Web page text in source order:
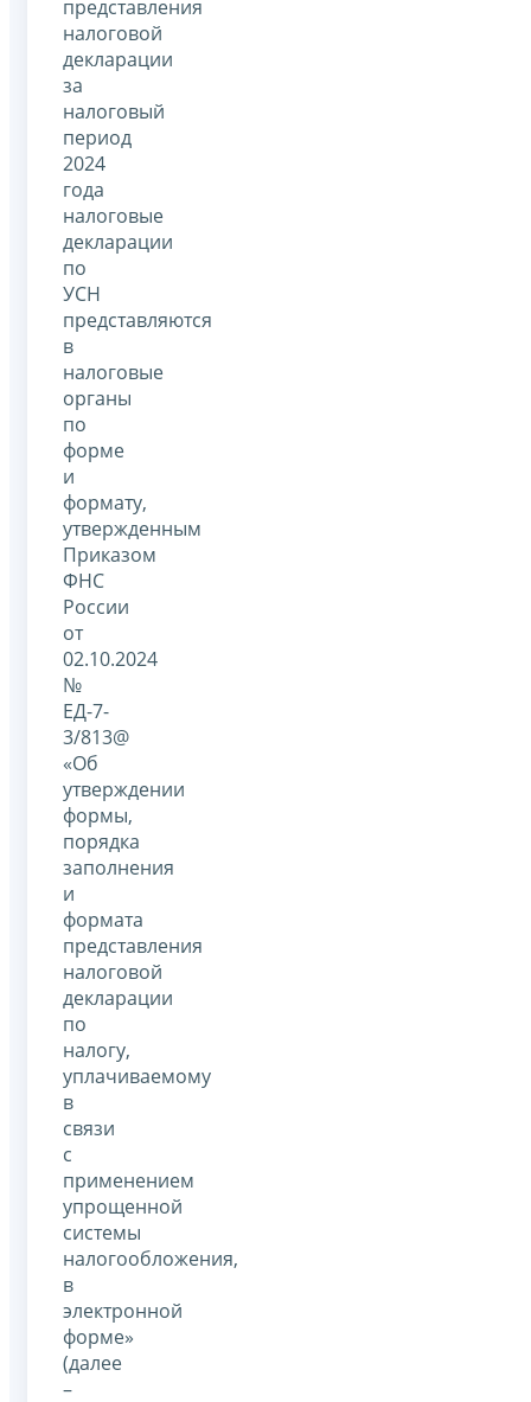
представления
налоговой
декларации
за
налоговый
период
2024
года
налоговые
декларации
по
УСН
представляются
в
налоговые
органы
по
форме
и
формату,
утвержденным
Приказом
ФНС
России
от
02.10.2024
№
ЕД-7-
3/813@
«Об
утверждении
формы,
порядка
заполнения
и
формата
представления
налоговой
декларации
по
налогу,
уплачиваемому
в
связи
с
применением
упрощенной
системы
налогообложения,
в
электронной
форме»
(далее
–